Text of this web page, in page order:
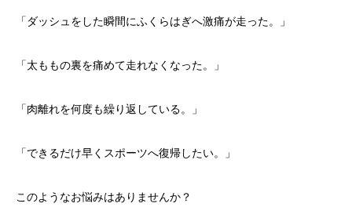
「ダッシュをした瞬間にふくらはぎへ激痛が走った。」
「太ももの裏を痛めて走れなくなった。」
「肉離れを何度も繰り返している。」
「できるだけ早くスポーツへ復帰したい。」
このようなお悩みはありませんか？